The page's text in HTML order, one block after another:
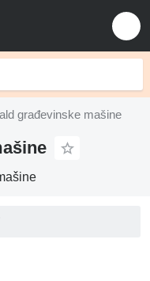
građevinske mašine